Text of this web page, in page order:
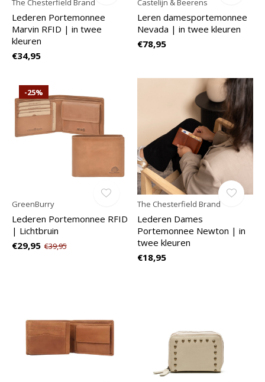
The Chesterfield Brand
Lederen Portemonnee
Marvin RFID | in twee
kleuren
€34,95
Castelijn & Beerens
Leren damesportemonnee
Nevada | in twee kleuren
€78,95
-25%
GreenBurry
Lederen Portemonnee RFID
| Lichtbruin
€29,95 €39,95
The Chesterfield Brand
Lederen Dames
Portemonnee Newton | in
twee kleuren
€18,95